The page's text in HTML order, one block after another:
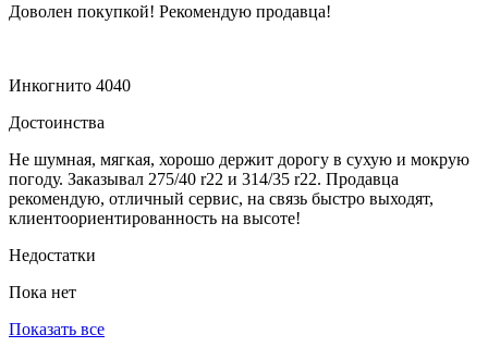
Доволен покупкой! Рекомендую продавца!
Инкогнито 4040
Достоинства
Не шумная, мягкая, хорошо держит дорогу в сухую и мокрую
погоду. Заказывал 275/40 r22 и 314/35 r22. Продавца
рекомендую, отличный сервис, на связь быстро выходят,
клиентоориентированность на высоте!
Недостатки
Пока нет
Показать все